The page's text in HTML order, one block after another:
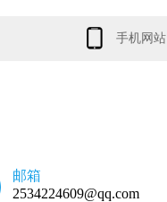
手机网站
邮箱
2534224609@qq.com